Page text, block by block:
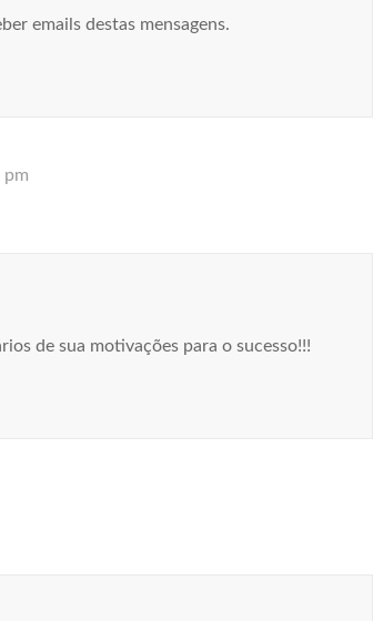
emails destas mensagens.
pm
de sua motivações para o sucesso!!!